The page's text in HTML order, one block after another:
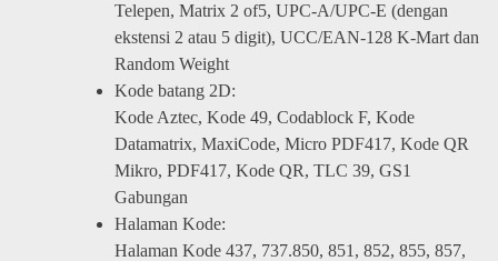
Telepen, Matrix 2 of5, UPC-A/UPC-E (dengan
ekstensi 2 atau 5 digit), UCC/EAN-128 K-Mart dan
Random Weight
Kode batang 2D:
Kode Aztec, Kode 49, Codablock F, Kode
Datamatrix, MaxiCode, Micro PDF417, Kode QR
Mikro, PDF417, Kode QR, TLC 39, GS1
Gabungan
Halaman Kode:
Halaman Kode 437, 737.850, 851, 852, 855, 857,